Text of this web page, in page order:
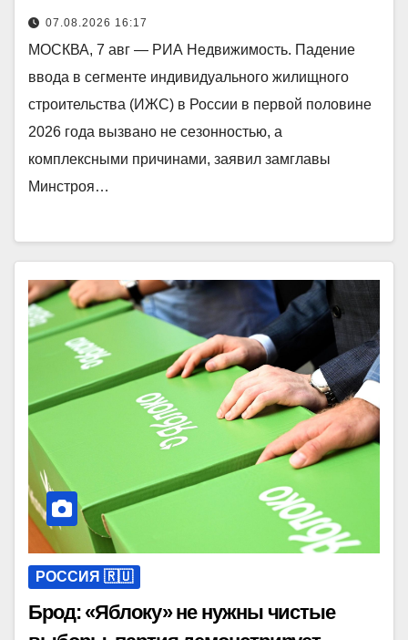
07.08.2026 16:17
МОСКВА, 7 авг — РИА Недвижимость. Падение
ввода в сегменте индивидуального жилищного
строительства (ИЖС) в России в первой половине
2026 года вызвано не сезонностью, а
комплексными причинами, заявил замглавы
Минстроя…
РОССИЯ 🇷🇺
Брод: «Яблоку» не нужны чистые